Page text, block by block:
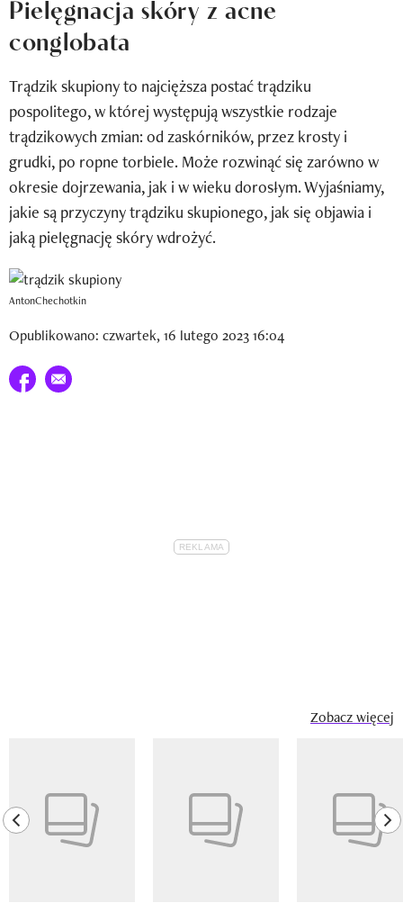
Newsletter
Wizaz Summer Influ School
Mój profil / Zarejestruj się
Pielęgnacja skóry z acne
conglobata
Trądzik skupiony to najcięższa postać trądziku
pospolitego, w której występują wszystkie rodzaje
trądzikowych zmian: od zaskórników, przez krosty i
grudki, po ropne torbiele. Może rozwinąć się zarówno w
okresie dojrzewania, jak i w wieku dorosłym. Wyjaśniamy,
jakie są przyczyny trądziku skupionego, jak się objawia i
jaką pielęgnację skóry wdrożyć.
AntonChechotkin
Opublikowano: czwartek, 16 lutego 2023 16:04
Udostępnij na facebook
E-mail do przyjaciela
Zobacz więcej
previous element